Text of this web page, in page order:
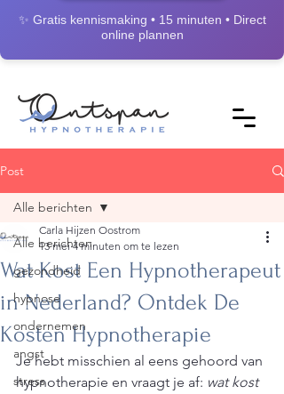
✨ Gratis kennismaking • 15 minuten • Direct
online plannen
Post
Alle berichten
gezondheid
hypnose
ondernemen
angst
stress
Alle berichten
Wat Kost Een Hypnotherapeut
in Nederland? Ontdek De
Kosten Hypnotherapie
Carla Hijzen Oostrom
13 mei 4 minuten om te lezen
Je hebt misschien al eens gehoord van
hypnotherapie en vraagt je af: wat kost